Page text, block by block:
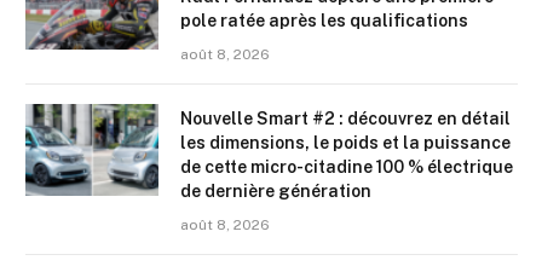
pole ratée après les qualifications
août 8, 2026
Nouvelle Smart #2 : découvrez en détail
les dimensions, le poids et la puissance
de cette micro-citadine 100 % électrique
de dernière génération
août 8, 2026